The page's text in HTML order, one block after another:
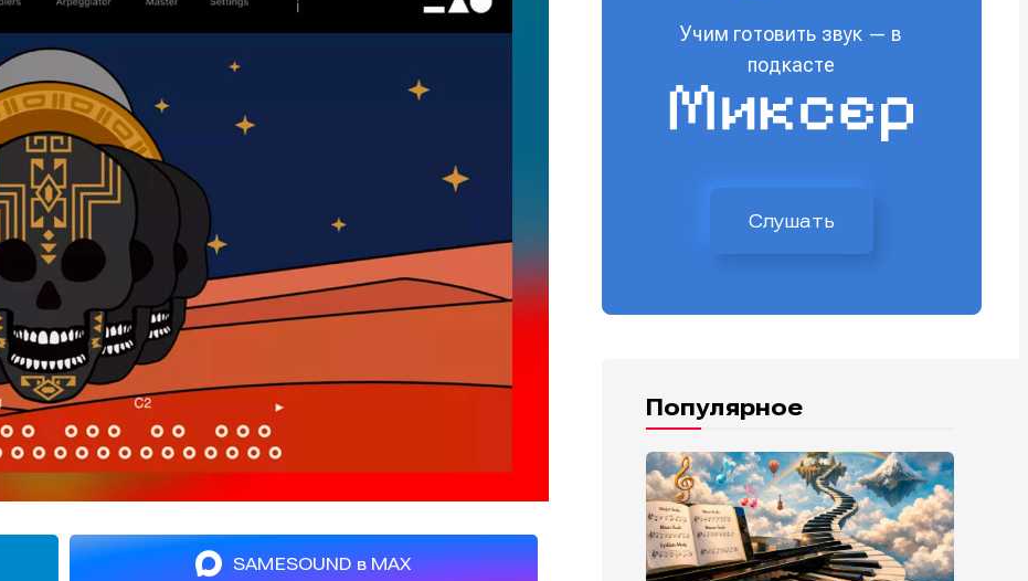
SAMESOUND в MAX
Учим готовить звук — в
подкасте
Слушать
Популярное